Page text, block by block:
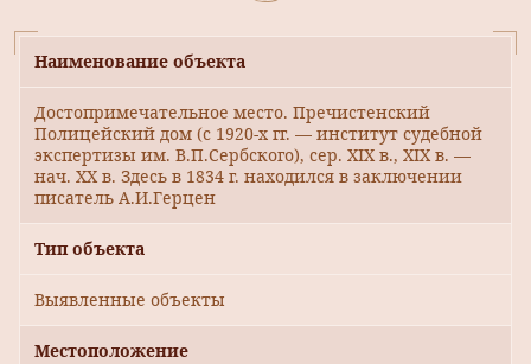
Наименование объекта
Достопримечательное место. Пречистенский
Полицейский дом (с 1920-х гг. — институт судебной
экспертизы им. В.П.Сербского), сер. XIX в., XIX в. —
нач. ХХ в. Здесь в 1834 г. находился в заключении
писатель А.И.Герцен
Тип объекта
Выявленные объекты
Местоположение